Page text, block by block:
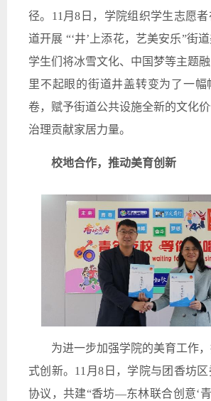
径。11月8日，学院组织学生志愿
道开展 “‘井’上添花，艺美安乐”街
学生们将冰雪文化、中国梦等主题
里不起眼的街道井盖转变为了一幅
卷，赋予街道公共设施全新的文化
治理贡献家居力量。
校地合作，推动美育创新
为进一步加强学院的美育工作
式创新。11月8日，学院与团香坊
协议，共建“香坊—东林联合创意‘